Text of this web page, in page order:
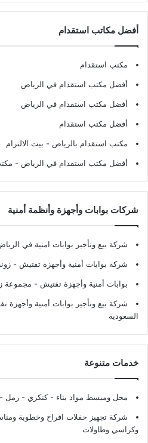
أفضل مكاتب استقدام
مكتب استقدام
أفضل مكتب استقدام في الرياض
أفضل مكتب استقدام في الرياض
أفضل مكتب استقدام
مكتب استقدام بالرياض - بيت الالتزام
أفضل مكتب استقدام في الرياض -
شركات بوابات وأجهزة وأنظمة أمنية
شركة بيع وتأجير بوابات امنية في
شركة بوابات أمنية وأجهزة تفتيش -
بوابات أمنية وأجهزة تفتيش - مجموعة
شركة بيع وتأجير بوابات أمنية وأجهزة
السعودية
خدمات متنوعة
محل ومبسط مواد بناء - كنكري - رمل
شركة تجهيز حفلات افراح وخطوبة
وكراسي وطاولات